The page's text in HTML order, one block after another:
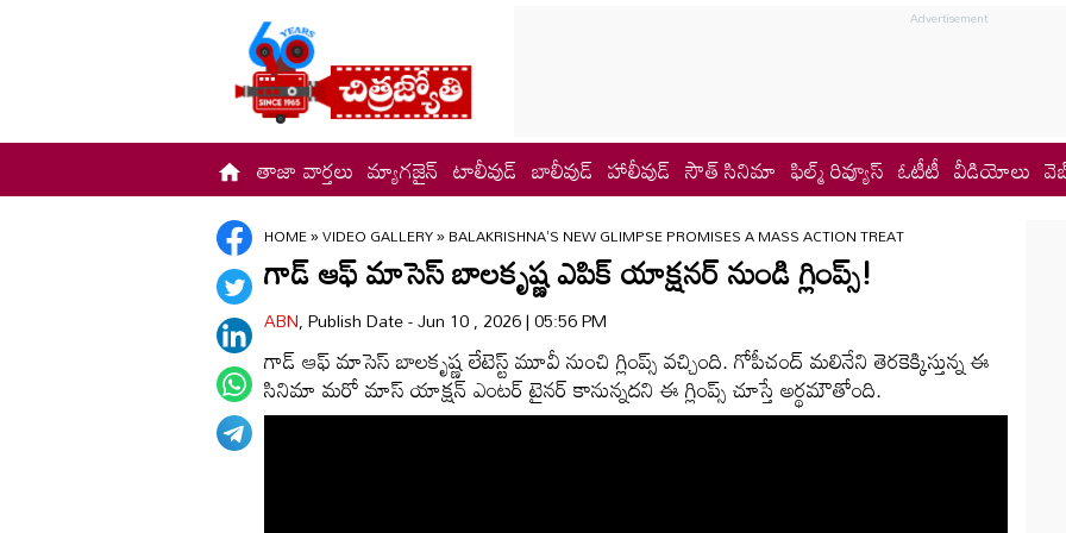
తాజా వార్తలు మ్యాగజైన్ టాలీవుడ్ బాలీవుడ్ హాలీవుడ్ సౌత్ సినిమా ఫిల్మ్ రివ్యూస్ ఓటీటీ వీడియోలు
HOME»VIDEO GALLERY»BALAKRISHNA'S NEW GLIMPSE PROMISES A MASS ACTION TREAT
గాడ్‌ ఆఫ్‌ మాసెస్‌ బాలకృష్ణ ఎపిక్ యాక్షనర్ నుండి గ్లింప్స్!
ABN, Publish Date - Jun 10 , 2026 | 05:56 PM
గాడ్‌ ఆఫ్‌ మాసెస్ బాలకృష్ణ లేటెస్ట్ మూవీ నుంచి గ్లింప్స్ వచ్చింది. గోపీచంద్‌ మలినేని తెరకెక్కిస్తున్న ఈ
సినిమా మరో మాస్ యాక్షన్ ఎంటర్ టైనర్ కానున్నదని ఈ గ్లింప్స్ చూస్తే అర్థమౌతోంది.